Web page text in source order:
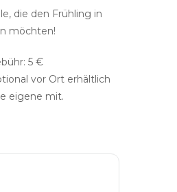
die den Frühling in
möchten!
5 €
vor Ort erhältlich
eigene mit.